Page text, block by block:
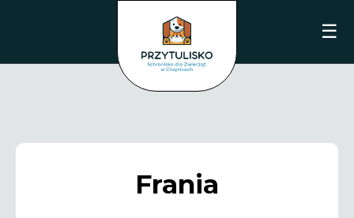
☰
Frania